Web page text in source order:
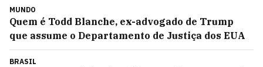
MUNDO
Quem é Todd Blanche, ex-advogado de Trump
que assume o Departamento de Justiça dos EUA
BRASIL